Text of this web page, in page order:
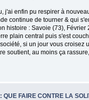
j'ai enfin pu respirer à
continue de tourner & qui
histoire : Savoie (73),
plain central puis s'est
si un jour vous croisez
soutient, au moins ça
QUE FAIRE CONTRE LA